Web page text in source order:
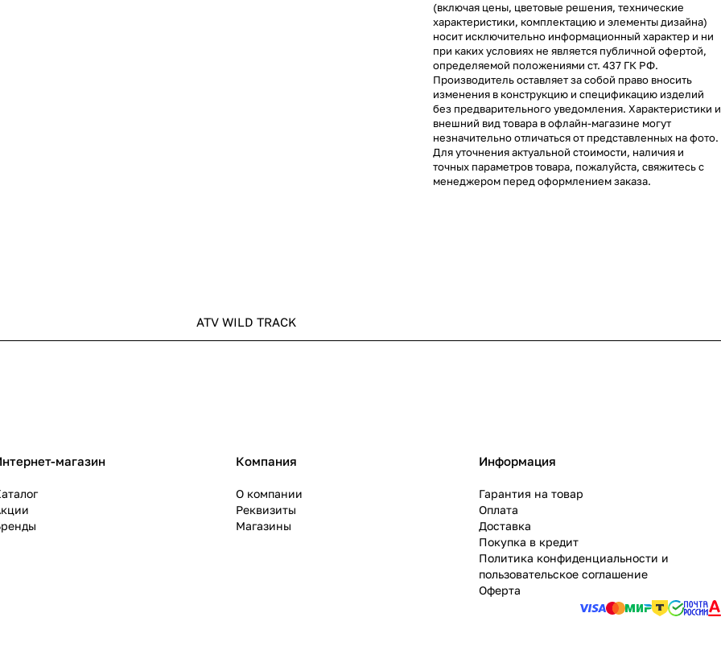
(включая цены, цветовые решения, технические
характеристики, комплектацию и элементы дизайна)
носит исключительно информационный характер и ни
при каких условиях не является публичной офертой,
определяемой положениями ст. 437 ГК РФ.
Производитель оставляет за собой право вносить
изменения в конструкцию и спецификацию изделий
без предварительного уведомления. Характеристики и
внешний вид товара в офлайн-магазине могут
незначительно отличаться от представленных на фото.
Для уточнения актуальной стоимости, наличия и
точных параметров товара, пожалуйста, свяжитесь с
менеджером перед оформлением заказа.
ATV WILD TRACK
магазин Компания
О компании
Реквизиты
Магазины
Информация
Гарантия на товар
Оплата
Доставка
Покупка в кредит
Политика конфиденциальности и
пользовательское соглашение
Оферта